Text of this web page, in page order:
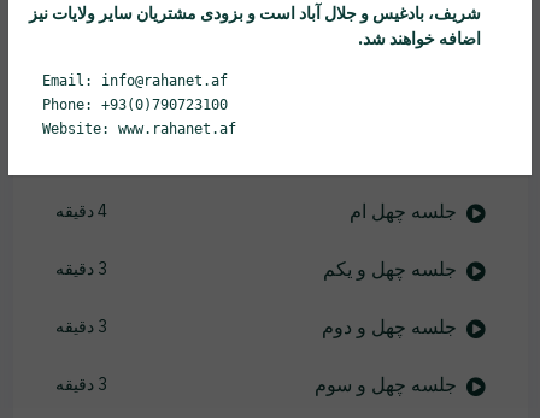
جلسه سی و هفتم
جلسه چهل ام 4 دقیقه
جلسه چهل و یکم 3 دقیقه
جلسه چهل و دوم 3 دقیقه
جلسه چهل و سوم 3 دقیقه
شریف، بادغیس و جلال آباد است و بزودی مشتریان سایر ولایات نیز
اضافه خواهند شد.
Email: info@rahanet.af
Phone: +93(0)790723100
Website: www.rahanet.af